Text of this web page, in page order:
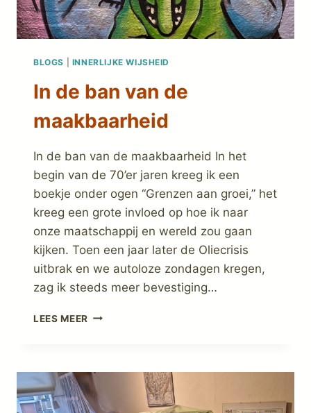
BLOGS INNERLIJKE WIJSHEID
In de ban van de
maakbaarheid
In de ban van de maakbaarheid In het
begin van de 70’er jaren kreeg ik een
boekje onder ogen “Grenzen aan groei,” het
kreeg een grote invloed op hoe ik naar
onze maatschappij en wereld zou gaan
kijken. Toen een jaar later de Oliecrisis
uitbrak en we autoloze zondagen kregen,
zag ik steeds meer bevestiging…
LEES MEER IN
DE
MAAKBAARHEID